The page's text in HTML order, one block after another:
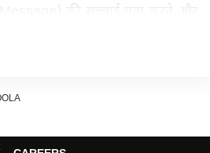
सच्चाई बताते हैं-